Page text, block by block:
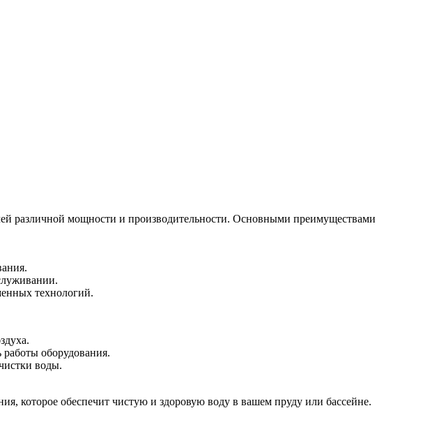
различной мощности и производительности. Основными преимуществами
технологий.
работы оборудования.
воды.
которое обеспечит чистую и здоровую воду в вашем пруду или бассейне.